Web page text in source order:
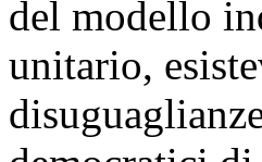
del modello
unitario,